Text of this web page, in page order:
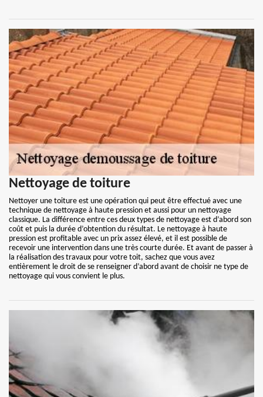
Nettoyage de toiture
Nettoyer une toiture est une opération qui peut être effectué avec une
technique de nettoyage à haute pression et aussi pour un nettoyage
classique. La différence entre ces deux types de nettoyage est d’abord son
coût et puis la durée d’obtention du résultat. Le nettoyage à haute
pression est profitable avec un prix assez élevé, et il est possible de
recevoir une intervention dans une très courte durée. Et avant de passer à
la réalisation des travaux pour votre toit, sachez que vous avez
entièrement le droit de se renseigner d’abord avant de choisir ne type de
nettoyage qui vous convient le plus.